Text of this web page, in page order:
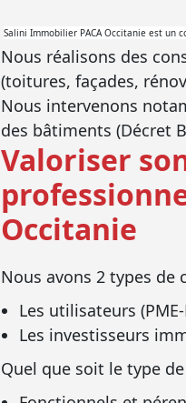
Salini Immobilier PACA Occitanie est un
Nous réalisons des
(toitures, façades,
Nous intervenons
des bâtiments (Décret
Valoriser
Occitanie
Nous avons 2 types de
Les utilisateurs
Les investisseurs
Quel que soit le type